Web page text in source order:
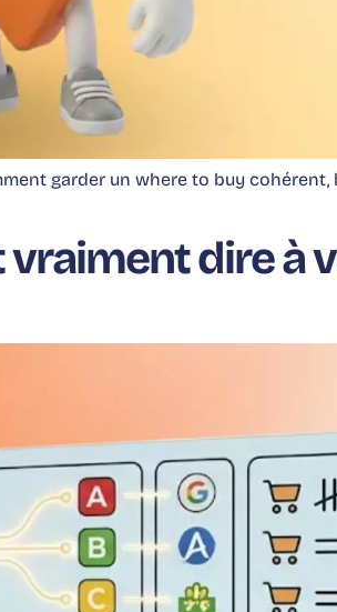
garder un where to buy
vraiment dire à